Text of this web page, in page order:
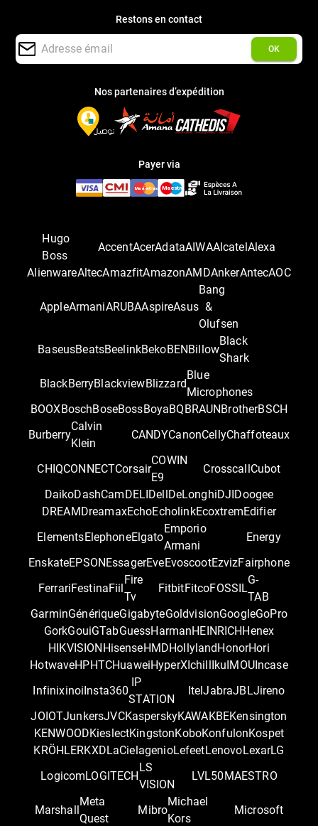
Restons en contact
OK
Nos partenaires d’expédition
Payer via
Hugo
Boss
AccentAcerAdataAIWAAlcatelAlexa
AlienwareAltecAmazfitAmazonAMDAnkerAntecAOC
AppleArmaniARUBAAspireAsus
Bang
&
Olufsen
BaseusBeatsBeelinkBekoBENBillow
Black
Shark
BlackBerryBlackviewBlizzard
Blue
Microphones
BOOXBoschBoseBossBoyaBQBRAUNBrotherBSCH
Burberry
Calvin
Klein
CANDYCanonCellyChaffoteaux
CHIQCONNECTCorsair
COWIN
E9
CrosscallCubot
DaikoDashCamDELIDellDeLonghiDJIDoogee
DREAMDreamaxEchoEcholinkEcoxtremEdifier
ElementsElephoneElgato
Emporio
Armani
Energy
EnskateEPSONEssagerEveEvoscootEzvizFairphone
FerrariFestinaFiil
Fire
Tv
FitbitFitcoFOSSIL
G-
TAB
GarminGénériqueGigabyteGoldvisionGoogleGoPro
GorkGouiGTabGuessHarmanHEINRICHHenex
HIKVISIONHisenseHMDHollylandHonorHori
HotwaveHPHTCHuaweiHyperXIchillIkuIMOUIncase
InfinixinoiInsta360
IP
STATION
ItelJabraJBLJireno
JOIOTJunkersJVCKasperskyKAWAKBEKensington
KENWOODKieslectKingstonKoboKonfulonKospet
KRÖHLERKXDLaCielagenioLefeetLenovoLexarLG
LogicomLOGITECH
LS
VISION
LVL50MAESTRO
Marshall
Meta
Quest
Mibro
Michael
Kors
Microsoft